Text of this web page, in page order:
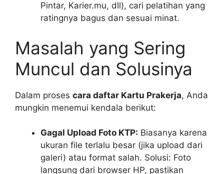
Pintar, Karier.mu, dll), cari pelatihan yang
ratingnya bagus dan sesuai minat.
Masalah yang Sering
Muncul dan Solusinya
Dalam proses cara daftar Kartu Prakerja, Anda
mungkin menemui kendala berikut:
Gagal Upload Foto KTP: Biasanya karena
ukuran file terlalu besar (jika upload dari
galeri) atau format salah. Solusi: Foto
langsung dari browser HP, pastikan